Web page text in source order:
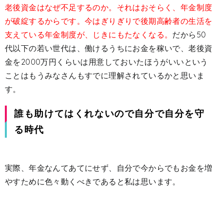
老後資金はなぜ不足するのか。それはおそらく、年金制度
が破綻するからです。今はぎりぎりで後期高齢者の生活を
支えている年金制度が、じきにもたなくなる。 だから50
代以下の若い世代は、働けるうちにお金を稼いで、老後資
金を2000万円くらいは用意しておいたほうがいいという
ことはもうみなさんもすでに理解されているかと思いま
す。
誰も助けてはくれないので自分で自分を守
る時代
実際、年金なんてあてにせず、自分で今からでもお金を増
やすために色々動くべきであると私は思います。